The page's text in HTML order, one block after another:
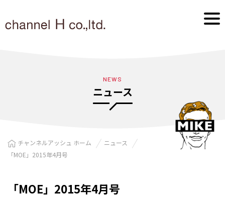
NEWS
ニュース
チャンネルアッシュ ホーム
ニュース
「MOE」2015年4月号
「MOE」2015年4月号